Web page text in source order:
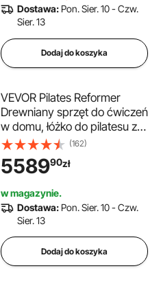
Dostawa: Pon. Sier. 10 - Czw.
Sier. 13
Dodaj do koszyka
VEVOR Pilates Reformer
Drewniany sprzęt do ćwiczeń
w domu, łóżko do pilatesu z
podwójnym oporem –
sprężyna i linka, sprzęt z
siedziskiem, do 181,44 kg
(162)
558990zł
w magazynie.
Dostawa: Pon. Sier. 10 - Czw.
Sier. 13
Dodaj do koszyka